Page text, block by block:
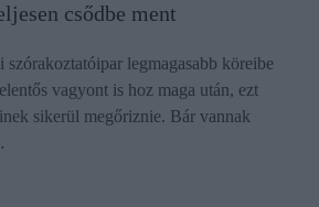
csődbe ment
szórakoztatóipar legmagasabb köreibe
vagyont is hoz maga után, ezt
sikerül megőriznie. Bár vannak